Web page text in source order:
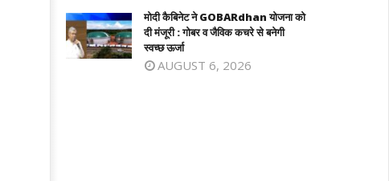
May
11,
मोदी कैबिनेट ने GOBARdhan योजना को
दी मंजूरी : गोबर व जैविक कचरे से बनेगी
स्वच्छ ऊर्जा
AUGUST 6, 2026